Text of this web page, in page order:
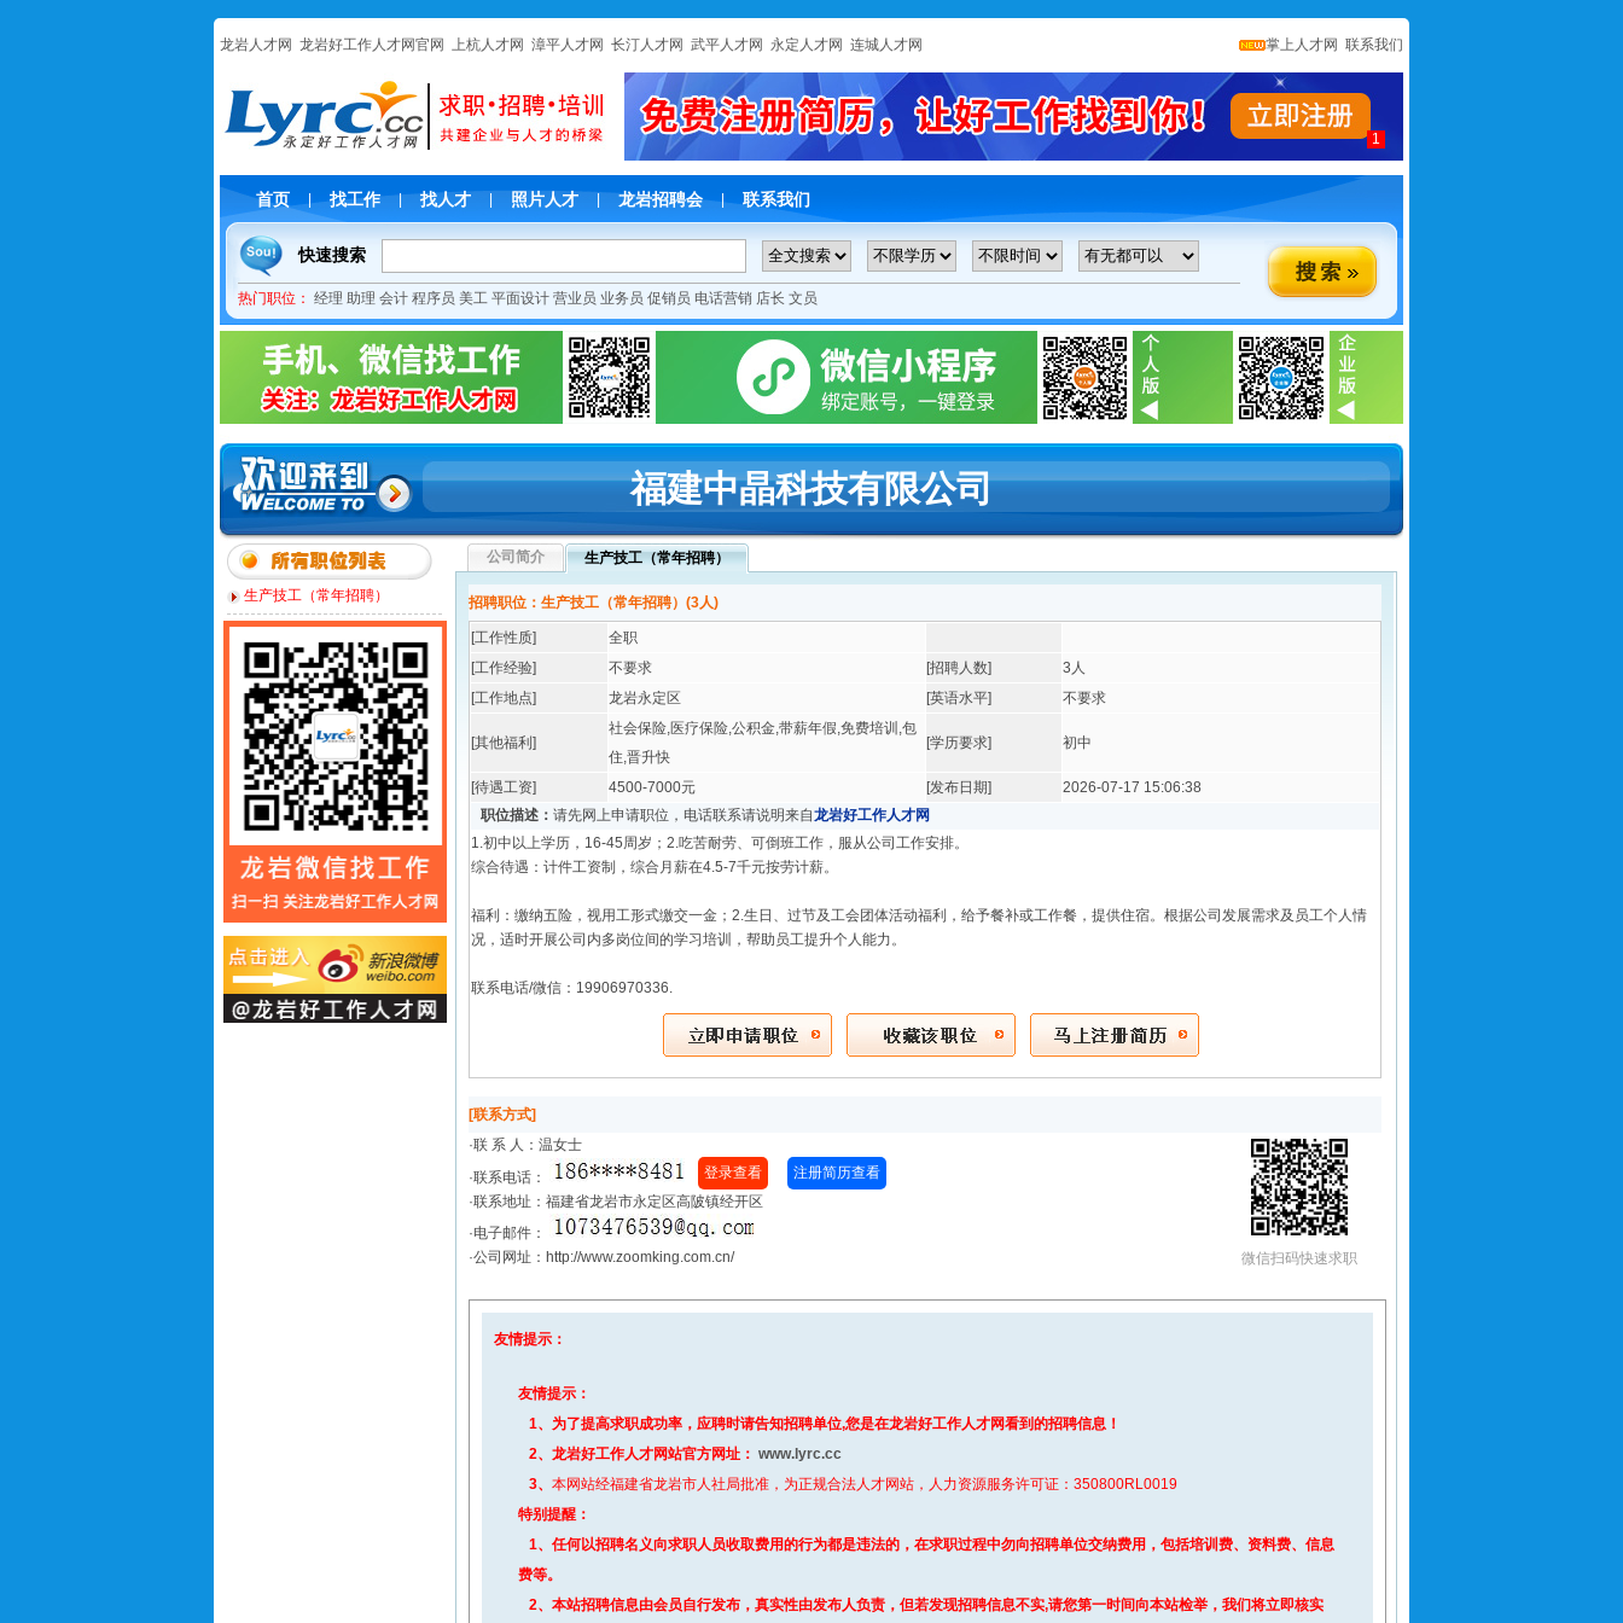
龙岩人才网 龙岩好工作人才网官网 上杭人才网 漳平人才网 长汀人才网 武平人才网 永定人才网 连城人才网 掌上人才网 联系我们
1
首页 找工作 | 找人才 照片人才 龙岩招聘会 | 联系我们
快速搜索
热门职位： 经理 助理 会计 程序员 美工 平面设计 营业员 业务员 促销员 电话营销 店长 文员
福建中晶科技有限公司
生产技工（常年招聘）
公司简介 生产技工（常年招聘）
招聘职位：生产技工（常年招聘）(3人)
[工作性质]
全职
[工作经验]
不要求 [招聘人数]
3人
[工作地点]
龙岩永定区 [英语水平] 不要求
[其他福利]
社会保险,医疗保险,公积金,带薪年假,免费培训,包
住,晋升快
[学历要求] 初中
[待遇工资] 4500-7000元 [发布日期]
2026-07-17 15:06:38
职位描述： 请先网上申请职位，电话联系请说明来自龙岩好工作人才网
1.初中以上学历，16-45周岁；2.吃苦耐劳、可倒班工作，服从公司工作安排。
综合待遇：计件工资制，综合月薪在4.5-7千元按劳计薪。
福利：缴纳五险，视用工形式缴交一金；2.生日、过节及工会团体活动福利，给予餐补或工作餐，提供住宿。根据公司发展需求及员工个人情
况，适时开展公司内多岗位间的学习培训，帮助员工提升个人能力。
联系电话/微信：19906970336.
[联系方式]
·联 系 人： 温女士
·联系电话：
登录查看
注册简历查看
·联系地址：福建省龙岩市永定区高陂镇经开区
·电子邮件：
·公司网址：http://www.zoomking.com.cn/
微信扫码快速求职
友情提示：
友情提示：
1、为了提高求职成功率，应聘时请告知招聘单位,您是在龙岩好工作人才网看到的招聘信息！
2、 龙岩好工作人才网站官方网址： www.lyrc.cc
3、 本网站经福建省龙岩市人社局批准，为正规合法人才网站，人力资源服务许可证：350800RL0019
特别提醒 ：
1、任何以招聘名义向求职人员收取费用的行为都是违法的，在求职过程中勿向招聘单位交纳费用，包括培训费、资料费、信息
费等。
2、本站招聘信息由会员自行发布，真实性由发布人负责，但若发现招聘信息不实,请您第一时间向本站检举，我们将立即核实